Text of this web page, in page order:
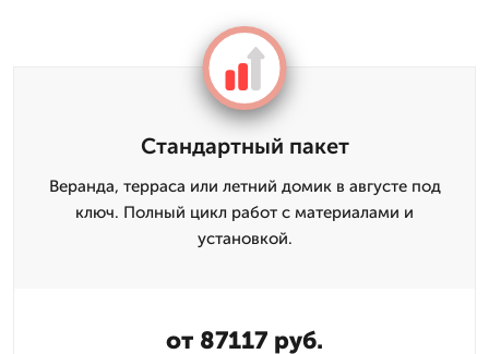
Стандартный пакет
Веранда, терраса или летний домик в августе под
ключ. Полный цикл работ с материалами и
установкой.
от 87117 руб.